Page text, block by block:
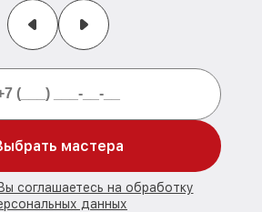
мастера
соглашаетесь на обработку
данных